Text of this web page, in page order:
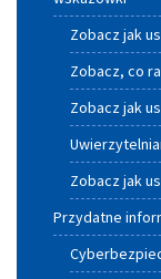
Zobacz jak
Zobacz, co
Zobacz jak
Zobacz jak
Przydatne